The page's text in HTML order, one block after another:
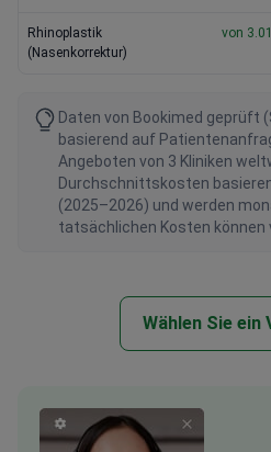
Rhinoplastik
(Nasenkorrektur)
von
Daten von Bookimed geprüft
basierend auf
Angeboten von 3 Kliniken
Durchschnittskosten
(2025–2026) und werden
tatsächlichen Kosten können
Wählen Sie ein